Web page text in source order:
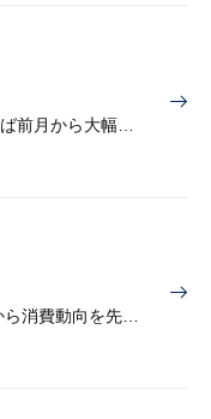
個社データ・業界統計・JCB消費NOWから消費動向を先取り